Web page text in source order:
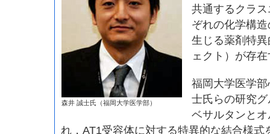
森井 誠士氏（福岡大学医学部）
共通するクラ
ぞれの化学構
生じる薬剤特
ェクト）が存
福岡大学医学
士氏らの研究
ベサルタンと
れ，AT1受容体に対する特異的な結合様式